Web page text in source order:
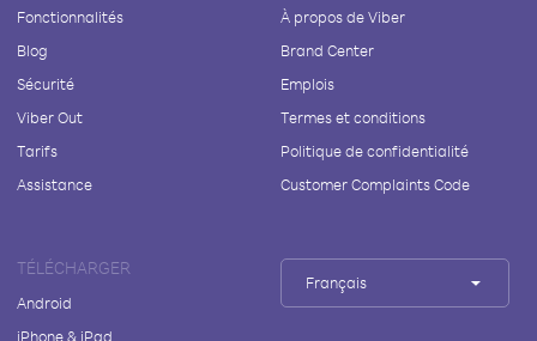
Fonctionnalités
Blog
Sécurité
Viber Out
Tarifs
Assistance
À propos de Viber
Brand Center
Emplois
Termes et conditions
Politique de confidentialité
Customer Complaints Code
TÉLÉCHARGER
Android
iPhone & iPad
Français